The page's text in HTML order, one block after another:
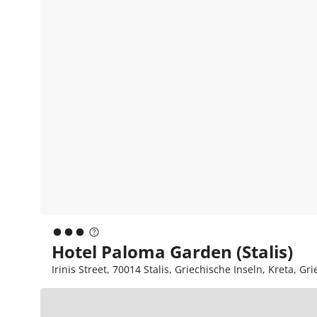
Hotel Paloma Garden (Stalis)
Irinis Street, 70014 Stalis, Griechische Inseln, Kreta,